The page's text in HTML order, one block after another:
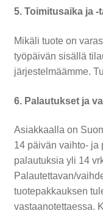
5. Toimitusaika ja -
Mikäli tuote on
työpäivän sisällä
järjestelmäämme.
6. Palautukset ja
Asiakkaalla on
14 päivän vaihto- ja
palautuksia yli 14
Palautettavan/
tuotepakkauksen
vastaanotettaessa.